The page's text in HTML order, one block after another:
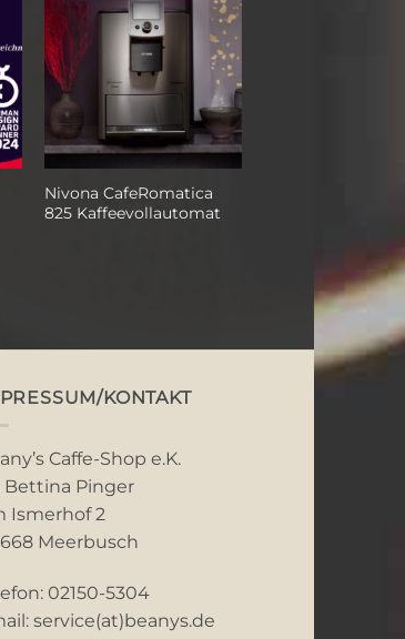
Nivona CafeRomatica
825 Kaffeevollautomat
KONTAKT
Caffe-Shop e.K.
Bettina Pinger
Ismerhof 2
Meerbusch
02150-5304
service(at)beanys.de